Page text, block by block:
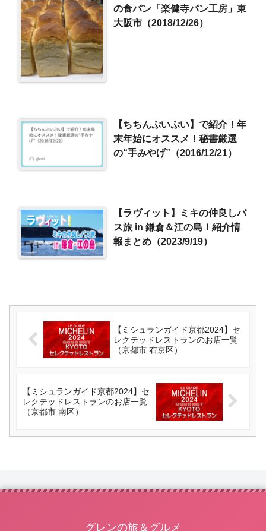
の食パン「楽健寺パン工房」東
大阪市（2018/12/26）
【ちちんぷいぷい】で紹介！年
末年始にオススメ！秘書厳選
の“手みやげ”（2016/12/21）
【ラヴィット】ミキの仲良しバ
ス旅 in 鎌倉＆江の島！紹介情
報まとめ（2023/9/19）
【ミシュランガイド京都2024】セ
レクテッドレストランのお店一覧
（京都市 右京区）
【ミシュランガイド京都2024】セ
レクテッドレストランのお店一覧
（京都市 南区）
グレンの旅＆グルメ